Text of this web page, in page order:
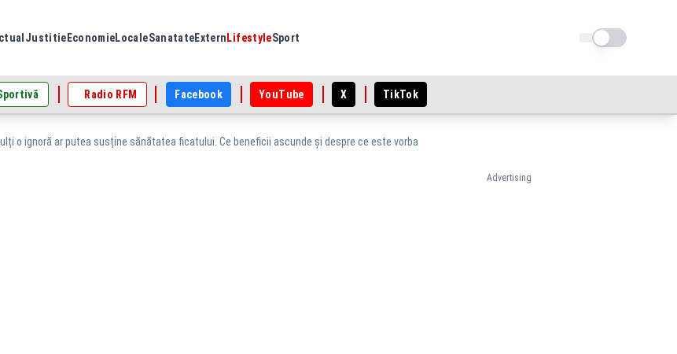
Justitie EconomieLocaleSanatateExtern LifestyleSport Schimba tema
Radio RFM Facebook YouTube X TikTok
o ignoră ar putea susține sănătatea ficatului. Ce beneficii ascunde și despre ce este vorba
Advertising